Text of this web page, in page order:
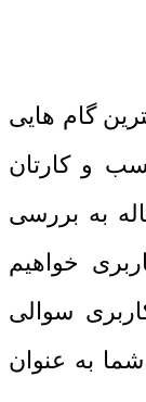
گام هایی
و کارتان
به بررسی
خواهیم
سوالی
به عنوان